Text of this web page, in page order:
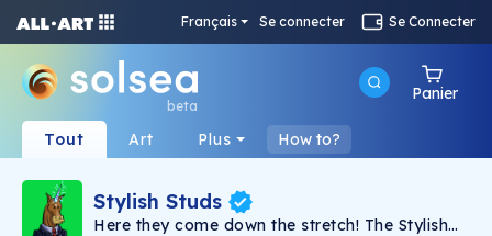
Français Se connecter Se Connecter
beta
Panier
Tout Art Plus How to?
Stylish Studs
Here they come down the stretch! The Stylish